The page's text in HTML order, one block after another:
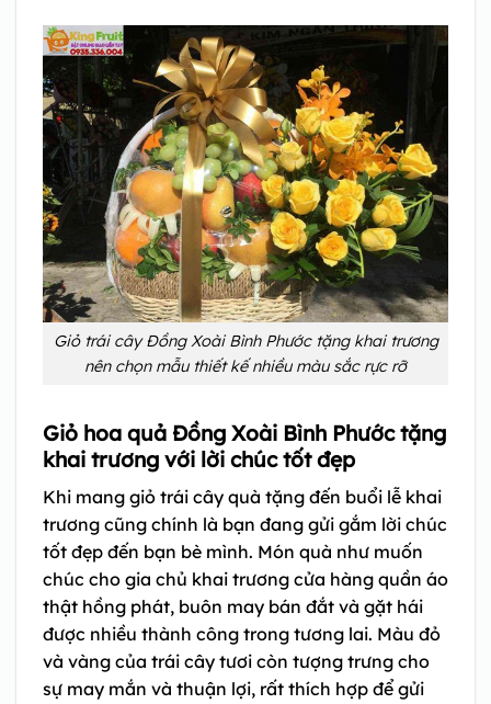
Giỏ trái cây Đồng Xoài Bình Phước tặng khai trương
nên chọn mẫu thiết kế nhiều màu sắc rực rỡ
Giỏ hoa quả Đồng Xoài Bình Phước tặng
khai trương với lời chúc tốt đẹp
Khi mang giỏ trái cây quà tặng đến buổi lễ khai
trương cũng chính là bạn đang gửi gắm lời chúc
tốt đẹp đến bạn bè mình. Món quà như muốn
chúc cho gia chủ khai trương cửa hàng quần áo
thật hồng phát, buôn may bán đắt và gặt hái
được nhiều thành công trong tương lai. Màu đỏ
và vàng của trái cây tươi còn tượng trưng cho
sự may mắn và thuận lợi, rất thích hợp để gửi